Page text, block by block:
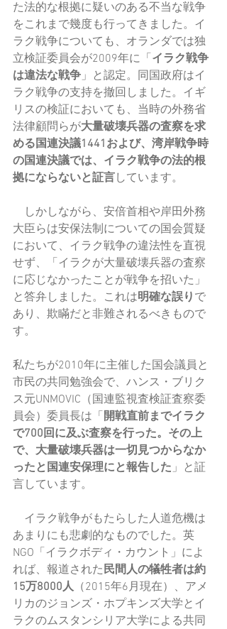
た法的な根拠に疑いのある不当な戦争
をこれまで幾度も行ってきました。イ
ラク戦争についても、オランダでは独
立検証委員会が2009年に「 イラク戦争
は違法な戦争」と認定。同国政府はイ
ラク戦争の支持を撤回しました。イギ
リスの検証においても、当時の外務省
法律顧問らが大量破壊兵器の査察を求
める国連決議1441および、湾岸戦争時
の国連決議では、イラク戦争の法的根
拠にならないと証言しています。
しかしながら、安倍首相や岸田外務
大臣らは安保法制についての国会質疑
において、イラク戦争の違法性を直視
せず、「イラクが大量破壊兵器の査察
に応じなかったことが戦争を招いた」
と答弁しました。これは明確な誤り で
あり、欺瞞だと非難されるべきもので
す。
私たちが2010年に主催した国会議員と
市民の共同勉強会で、ハンス・ブリク
ス元UNMOVIC（国連監視査検証査察委
員会）委員長は「 開戦直前までイラク
で700回に及ぶ査察を行った。その上
で、大量破壊兵器は一切見つからなか
ったと国連安保理にと報告した」と証
言しています。
イラク戦争がもたらした人道危機は
あまりにも悲劇的なものでした。英
NGO「イラクボディ・カウント」によ
れば、報道された民間人の犠牲者は約
15万8000人 （2015年6月現在）、アメ
リカのジョンズ・ホプキンズ大学とイ
ラクのムスタンシリア大学による共同